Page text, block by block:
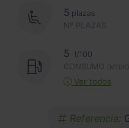
Nº PLAZAS
5 plazas
5
l/100
CONSUMO
(MEDIO)
Ver todos
Referencia: